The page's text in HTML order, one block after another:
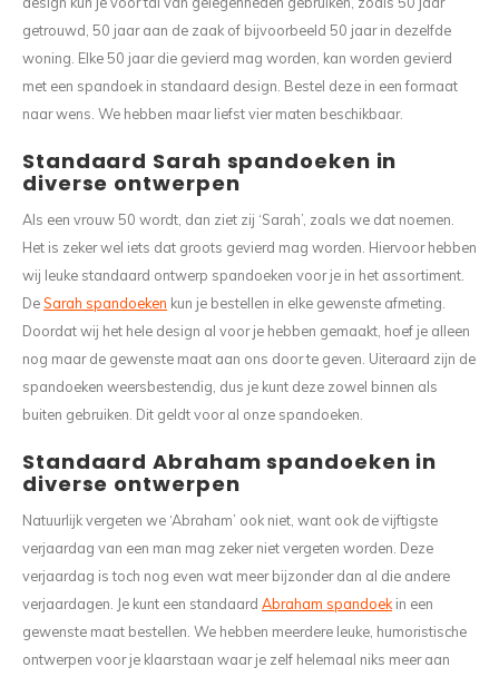
getrouwd, 50 jaar aan de zaak of bijvoorbeeld 50 jaar in dezelfde
woning. Elke 50 jaar die gevierd mag worden, kan worden gevierd
met een spandoek in standaard design. Bestel deze in een formaat
naar wens. We hebben maar liefst vier maten beschikbaar.
Standaard Sarah spandoeken in
diverse ontwerpen
Als een vrouw 50 wordt, dan ziet zij ‘Sarah’, zoals we dat noemen.
Het is zeker wel iets dat groots gevierd mag worden. Hiervoor hebben
wij leuke standaard ontwerp spandoeken voor je in het assortiment.
DeSarah spandoeken kun je bestellen in elke gewenste afmeting.
Doordat wij het hele design al voor je hebben gemaakt, hoef je alleen
nog maar de gewenste maat aan ons door te geven. Uiteraard zijn de
spandoeken weersbestendig, dus je kunt deze zowel binnen als
buiten gebruiken. Dit geldt voor al onze spandoeken.
Standaard Abraham spandoeken in
diverse ontwerpen
Natuurlijk vergeten we ‘Abraham’ ook niet, want ook de vijftigste
verjaardag van een man mag zeker niet vergeten worden. Deze
verjaardag is toch nog even wat meer bijzonder dan al die andere
verjaardagen. Je kunt een standaard Abraham spandoek in een
gewenste maat bestellen. We hebben meerdere leuke, humoristische
ontwerpen voor je klaarstaan waar je zelf helemaal niks meer aan